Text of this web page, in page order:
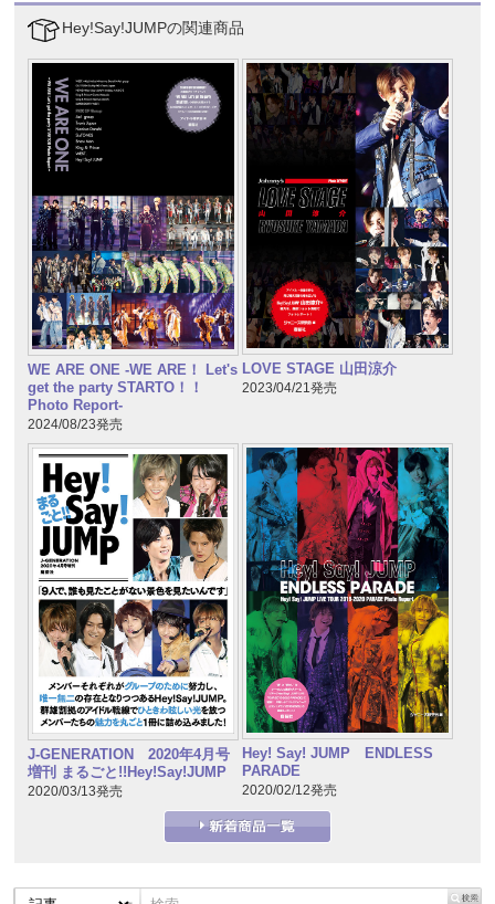
Hey!Say!JUMPの関連商品
WE ARE ONE -WE ARE！ Let's
get the party STARTO！！
Photo Report-
2024/08/23発売
LOVE STAGE 山田涼介
2023/04/21発売
J-GENERATION 2020年4月号
増刊 まるごと!!Hey!Say!JUMP
2020/03/13発売
Hey! Say! JUMP ENDLESS
PARADE
2020/02/12発売